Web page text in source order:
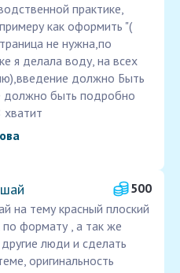
практике,
как оформить "(
не нужна,по
я делала воду, на всех
должно Быть
должно быть подробно
хватит
500
на тему красный плоский
по формату , а так же
люди и сделать
оригинальность